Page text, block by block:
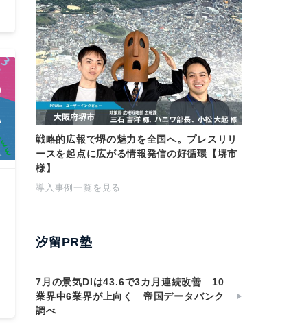
戦略的広報で堺の魅力を全国へ。プレスリリ
ースを起点に広がる情報発信の好循環【堺市
様】
導入事例一覧を見る
汐留PR塾
7月の景気DIは43.6で3カ月連続改善 10
業界中6業界が上向く 帝国データバンク
調べ